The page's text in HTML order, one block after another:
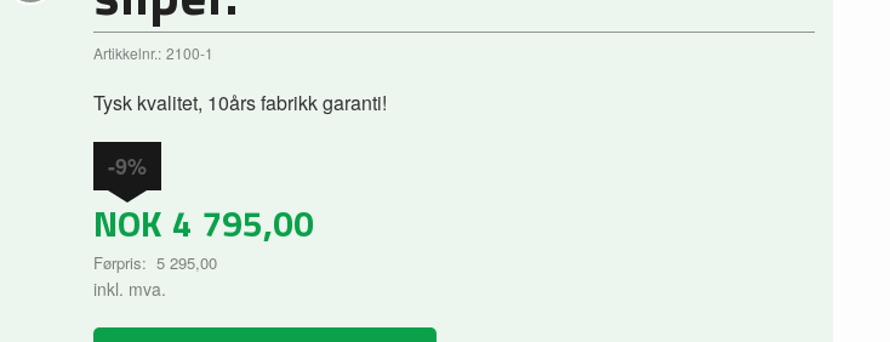
Artikkelnr.: 2100-1
Tysk kvalitet, 10års fabrikk garanti!
NOK 4 795,00
Førpris: 5 295,00
Rabatt
-9%
inkl. mva.